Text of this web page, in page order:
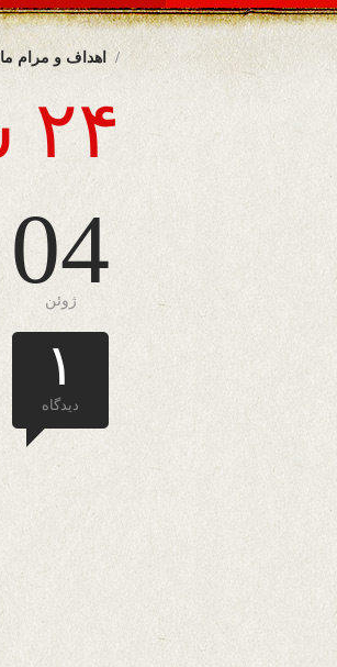
اهداف و مرام ما
۲۴ ساعت
04
ژوئن
۱
دیدگاه